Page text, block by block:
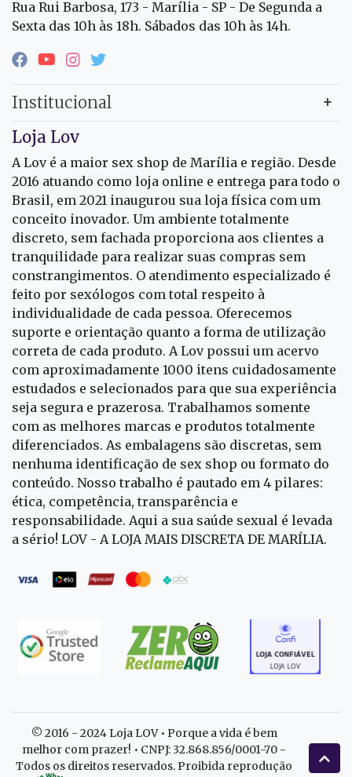
Rua Rui Barbosa, 173 - Marília - SP - De Segunda a
Sexta das 10h às 18h. Sábados das 10h às 14h.
Institucional
Loja Lov
A Lov é a maior sex shop de Marília e região. Desde
2016 atuando como loja online e entrega para todo o
Brasil, em 2021 inaugurou sua loja física com um
conceito inovador. Um ambiente totalmente
discreto, sem fachada proporciona aos clientes a
tranquilidade para realizar suas compras sem
constrangimentos. O atendimento especializado é
feito por sexólogos com total respeito à
individualidade de cada pessoa. Oferecemos
suporte e orientação quanto a forma de utilização
correta de cada produto. A Lov possui um acervo
com aproximadamente 1000 itens cuidadosamente
estudados e selecionados para que sua experiência
seja segura e prazerosa. Trabalhamos somente
com as melhores marcas e produtos totalmente
diferenciados. As embalagens são discretas, sem
nenhuma identificação de sex shop ou formato do
conteúdo. Nosso trabalho é pautado em 4 pilares:
ética, competência, transparência e
responsabilidade. Aqui a sua saúde sexual é levada
a sério! LOV - A LOJA MAIS DISCRETA DE MARÍLIA.
© 2016 - 2024 Loja LOV • Porque a vida é bem
melhor com prazer! • CNPJ: 32.868.856/0001-70 -
Todos os direitos reservados. Proibida reprodução